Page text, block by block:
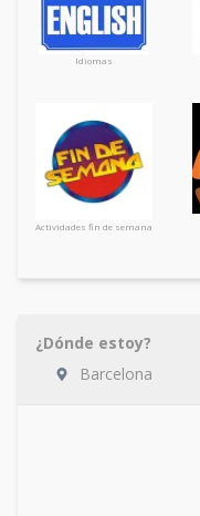
Idiomas
Actividades fin de semana
¿Dónde estoy?
Barcelona